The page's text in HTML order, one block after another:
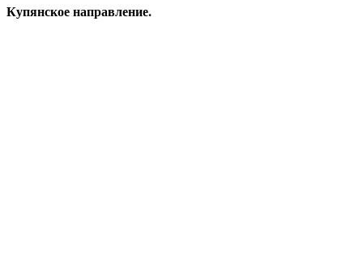
Купянское направление.